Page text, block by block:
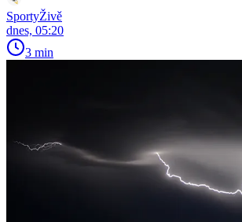
SportyŽivě
dnes, 05:20
3 min